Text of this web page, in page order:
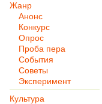
Жанр
Анонс
Конкурс
Опрос
Проба пера
События
Советы
Эксперимент
Культура